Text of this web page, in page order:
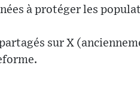
à protéger les
sur X